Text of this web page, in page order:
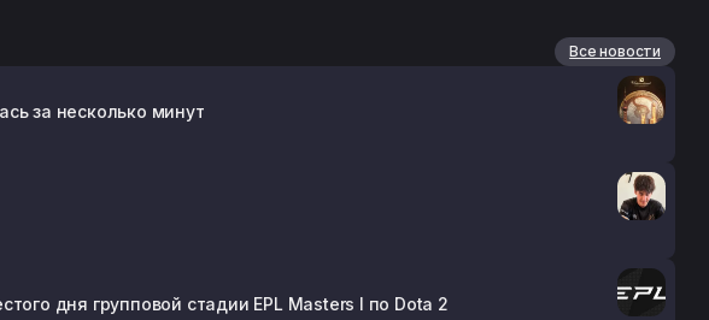
Все новости
за несколько минут
дня групповой стадии EPL Masters I по Dota 2